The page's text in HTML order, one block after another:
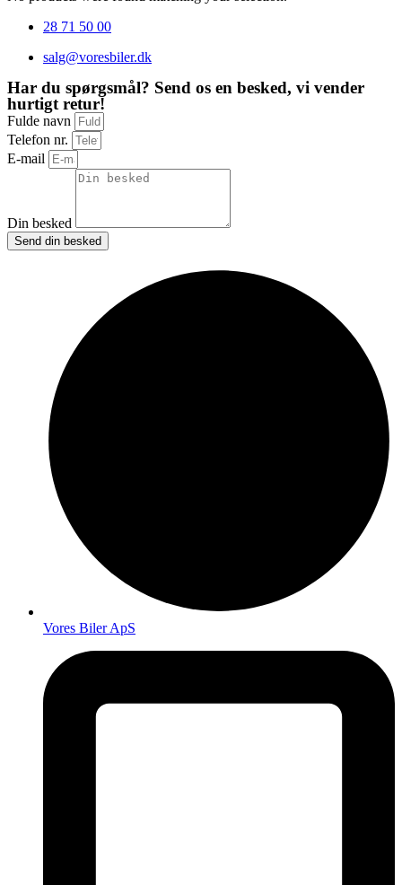
28 71 50 00
salg@voresbiler.dk
Har du spørgsmål? Send os en besked, vi vender
hurtigt retur!
Fulde navn
Telefon nr.
E-mail
Din besked
Send din besked
Vores Biler ApS